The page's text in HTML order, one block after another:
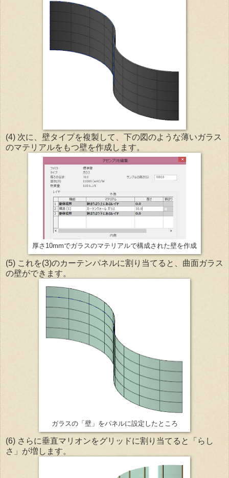
(4) 次に、壁タイプを複製して、下の図のような薄いガラス
のマテリアルをもつ壁を作成します。
厚さ10mmでガラスのマテリアルで構成された壁を作成
(5) これを(3)のカーテンパネルに割り当てると、曲面ガラス
の壁ができます。
ガラスの「壁」をパネルに設定したところ
(6) さらに垂直マリオンをグリッドに割り当てると「らし
さ」が増します。